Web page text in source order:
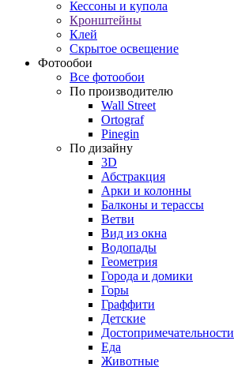
Кессоны и купола
Кронштейны
Клей
Скрытое освещение
Фотообои
Все фотообои
По производителю
Wall Street
Ortograf
Pinegin
По дизайну
3D
Абстракция
Арки и колонны
Балконы и терассы
Ветви
Вид из окна
Водопады
Геометрия
Города и домики
Горы
Граффити
Детские
Достопримечательности
Еда
Животные